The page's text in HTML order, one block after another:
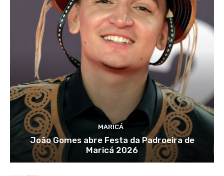
MARICÁ
João Gomes abre Festa da Padroeira de
Maricá 2026